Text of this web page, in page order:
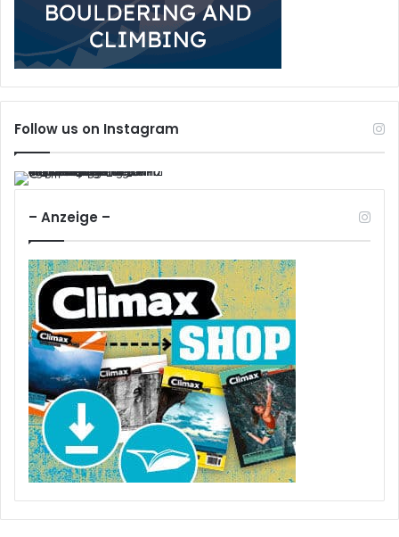
Follow us on Instagram
– Anzeige –